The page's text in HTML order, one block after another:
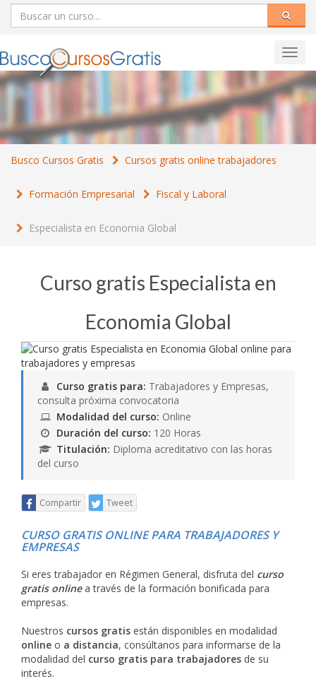
Busco Cursos Gratis Cursos gratis online trabajadores
Formación Empresarial Fiscal y Laboral
Especialista en Economia Global
Curso gratis Especialista en
Economia Global
Curso gratis para: Trabajadores y Empresas,
consulta próxima convocatoria
Modalidad del curso: Online
Duración del curso: 120 Horas
Titulación: Diploma acreditativo con las horas
del curso
Compartir Tweet
CURSO GRATIS ONLINE PARA TRABAJADORES Y
EMPRESAS
Si eres trabajador en Régimen General, disfruta del curso
gratis onlinea través de la formación bonificada para
empresas.
Nuestros cursos gratis están disponibles en modalidad
online o a distancia, consúltanos para informarse de la
modalidad del curso gratis para trabajadores de su
interés.